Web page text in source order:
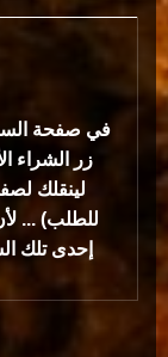
في صفحة
زر الشراء
لينقلك
للطلب) ...
إحدى تلك